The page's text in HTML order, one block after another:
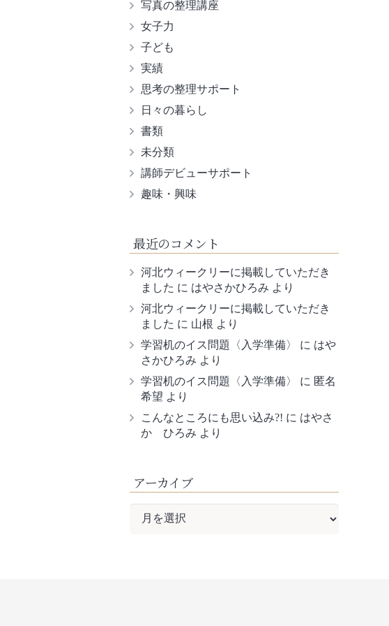
写真の整理講座
女子力
子ども
実績
思考の整理サポート
日々の暮らし
書類
未分類
講師デビューサポート
趣味・興味
最近のコメント
河北ウィークリーに掲載していただき
ました に はやさかひろみ より
河北ウィークリーに掲載していただき
ました に 山根 より
学習机のイス問題〈入学準備〉
に はや
さかひろみ より
学習机のイス問題〈入学準備〉
に 匿名
希望 より
こんなところにも思い込み?! に はやさ
か ひろみ より
アーカイブ